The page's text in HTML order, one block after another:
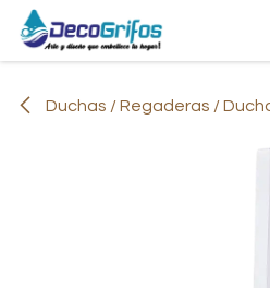
Ir al contenido
Duchas / Regaderas /